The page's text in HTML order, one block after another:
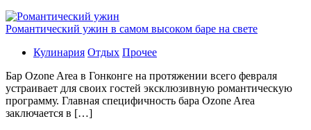
Романтический ужин в самом высоком баре на свете
Кулинария Отдых Прочее
Бaр Ozone Area в Гонконге на протяжении всего февраля
устраивает для своих гостей эксклюзивную романтическую
программу. Главная специфичность бара Ozone Area
заключается в […]